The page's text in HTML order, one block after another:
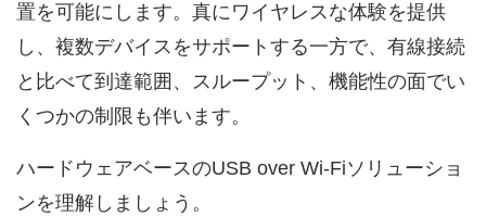
置を可能にします。真にワイヤレスな体験を提供
し、複数デバイスをサポートする一方で、有線接続
と比べて到達範囲、スループット、機能性の面でい
くつかの制限も伴います。
ハードウェアベースのUSB over Wi-Fiソリューショ
ンを理解しましょう。